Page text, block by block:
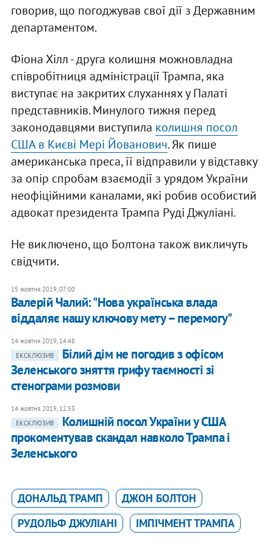
говорив, що погоджував свої дії з Державним
департаментом.
Фіона Хілл - друга колишня можновладна
співробітниця адміністрації Трампа, яка
виступає на закритих слуханнях у Палаті
представників. Минулого тижня перед
законодавцями виступила колишня посол
США в Києві Мері Йованович. Як пише
американська преса, її відправили у відставку
за опір спробам взаємодії з урядом України
неофіційними каналами, які робив особистий
адвокат президента Трампа Руді Джуліані.
Не виключено, що Болтона також викличуть
свідчити.
15 жовтня 2019, 07:00
Валерій Чалий: "Нова українська влада
віддаляє нашу ключову мету – перемогу"
14 жовтня 2019, 14:48
ЕКСКЛЮЗИВ
Білий дім не погодив з офісом
Зеленського зняття грифу таємності зі
стенограми розмови
14 жовтня 2019, 12:53
ЕКСКЛЮЗИВ
Колишній посол України у США
прокоментував скандал навколо Трампа і
Зеленського
ДОНАЛЬД ТРАМП
ДЖОН БОЛТОН
РУДОЛЬФ ДЖУЛІАНІ
ІМПІЧМЕНТ ТРАМПА